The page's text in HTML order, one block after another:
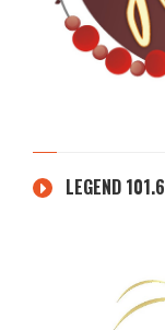
LEGEND 101.6